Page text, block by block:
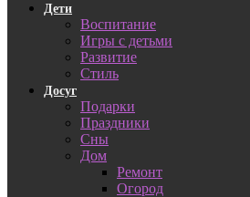
Дети
Воспитание
Игры с детьми
Развитие
Стиль
Досуг
Подарки
Праздники
Сны
Дом
Ремонт
Огород